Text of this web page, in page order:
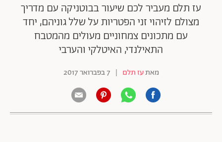
עז תלם מעביר לכם שיעור בבוטניקה עם מדריך
מצולם לזיהוי זני הפטריות על שלל גוניהם, יחד
עם מתכונים צמחוניים מעולים מהמטבח
התאילנדי, האיטלקי והערבי
מאתעז תלם | 7 בפברואר 2017